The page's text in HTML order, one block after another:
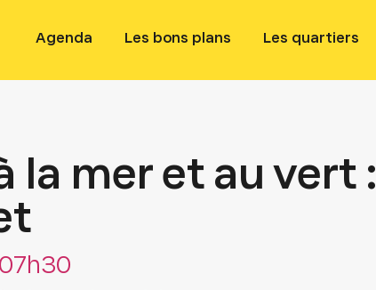
Agenda Les bons plans Les quartiers
la mer et au vert :